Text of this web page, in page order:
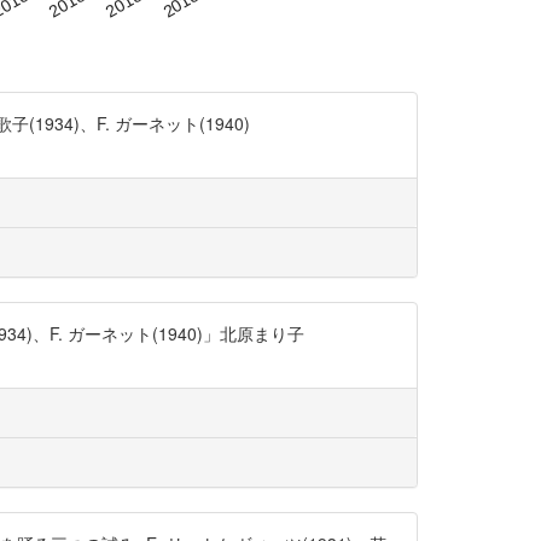
子(1934)、F. ガーネット(1940)
、F. ガーネット(1940)」北原まり子